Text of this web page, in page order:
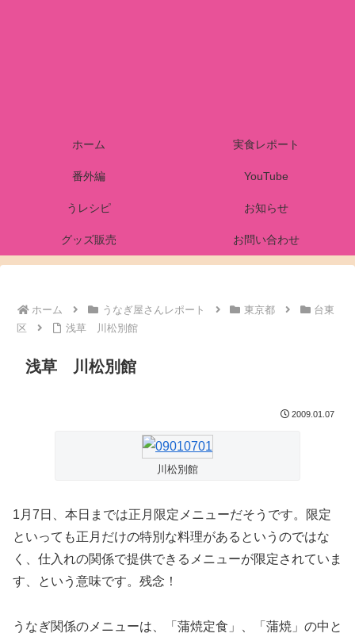
ホーム 実食レポート
番外編 YouTube
うレシピ お知らせ
グッズ販売 お問い合わせ
ホーム うなぎ屋さんレポート 東京都
台東
区
浅草 川松別館
浅草 川松別館
2009.01.07
川松別館
1月7日、本日までは正月限定メニューだそうです。限定
といっても正月だけの特別な料理があるというのではな
く、仕入れの関係で提供できるメニューが限定されていま
す、という意味です。残念！
うなぎ関係のメニューは、「蒲焼定食」、「蒲焼」の中と